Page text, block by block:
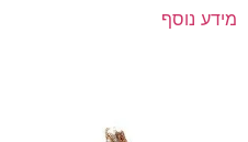
מידע נוסף